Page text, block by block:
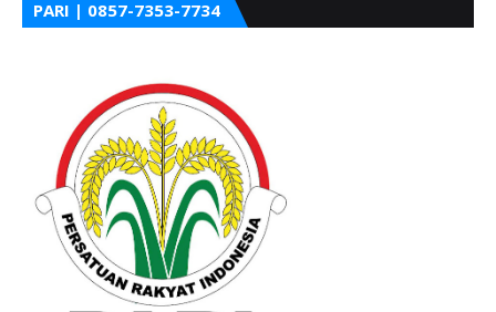
PARI | 0857-7353-7734